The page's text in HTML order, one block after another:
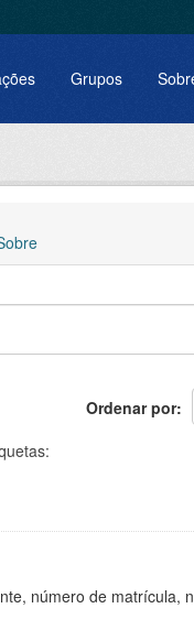
Grupos
Ordenar por
número de matrícula,